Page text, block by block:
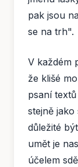
pak jsou
se na trh".
V každém
že klišé
psaní
stejně
důležité
umět je
účelem